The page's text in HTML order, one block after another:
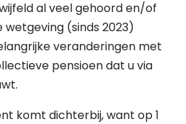
al veel gehoord en/of
wetgeving (sinds 2023)
veranderingen met
pensioen dat u via
komt dichterbij, want op 1